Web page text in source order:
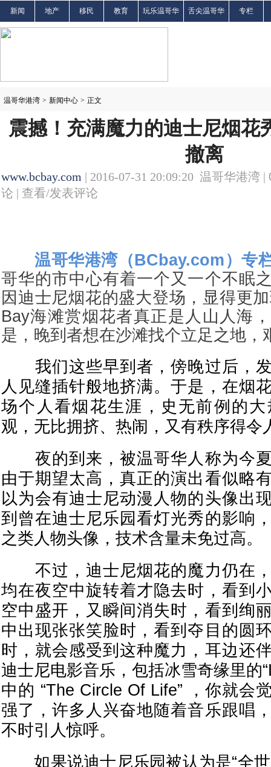
新闻 地产 移民 教育 玩乐温哥华 舌尖温哥华 专栏
温哥华港湾 > 新闻中心 > 正文
震撼！充满魔力的迪士尼烟花
撤离
www.bcbay.com | 2016-07-31 20:09:20 温哥华港湾 |
论 | 查看/发表评论
温哥华港湾（BCbay.com）专
哥华的市中心有着一个又一个不眠
因迪士尼烟花的盛大登场，显得更
Bay海滩赏烟花者真正是人山人海
是，晚到者想在沙滩找个立足之地，
我们这些早到者，傍晚过后，
人见缝插针般地挤满。于是，在烟
场个人看烟花生涯，史无前例的
观，无比拥挤、热闹，又有秩序得令
夜的到来，被温哥华人称为今夏
由于期望太高，真正的演出看似略
以为会有迪士尼动漫人物的头像出
到曾在迪士尼乐园看灯光秀的影响
之类人物头像，技术含量未免过高。
不过，迪士尼烟花的魔力仍在，
均在夜空中旋转着才隐去时，看到
空中盛开，又瞬间消失时，看到绚
中出现张张笑脸时，看到夺目的圆
时，就会感受到这种魔力，耳边还
迪士尼电影音乐，包括冰雪奇缘里的
中的 “The Circle Of Life” ，你就会
强了，许多人兴奋地随着音乐跟唱
不时引人惊呼。
如果说迪士尼乐园被认为是“全世